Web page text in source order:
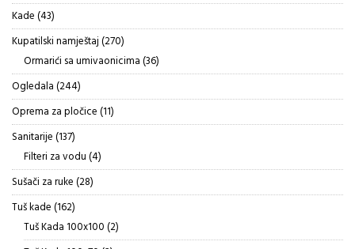
proizvoda
Kade 4343
proizvoda
Kupatilski namještaj 270270
proizvoda
Ormarići sa umivaonicima 3636
proizvoda
Ogledala 244244
proizvoda
Oprema za pločice 1111
proizvoda
Sanitarije 137137
proizvoda
Filteri za vodu 44
proizvoda
Sušači za ruke 2828
proizvoda
Tuš kade 162162
proizvoda
Tuš Kada 100x100 22
proizvoda